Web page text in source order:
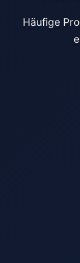
Häufige